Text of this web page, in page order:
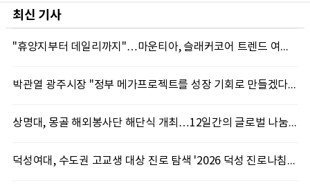
최신 기사
"휴양지부터 데일리까지"…마운티아, 슬래커코어 트렌드 여름 신제품 선봬
박관열 광주시장 "정부 메가프로젝트를 성장 기회로 만들겠다"…첫 시정토론회 개최
상명대, 몽골 해외봉사단 해단식 개최…12일간의 글로벌 나눔 성료
덕성여대, 수도권 고교생 대상 진로 탐색 '2026 덕성 진로나침판' 개최